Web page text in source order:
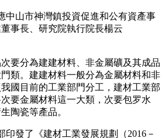
山市神灣鎮投資促進和公有資產事
事長、研究院執行院長楊云
分為建建材料、非金屬礦及其成品
類。建建材料一般分為金屬材料和非
國目前的工業部門分工，建材工業部
要金屬材料這一大類，次要包罗水
陶瓷等產品。
發了《建材工業發展規劃（2016－